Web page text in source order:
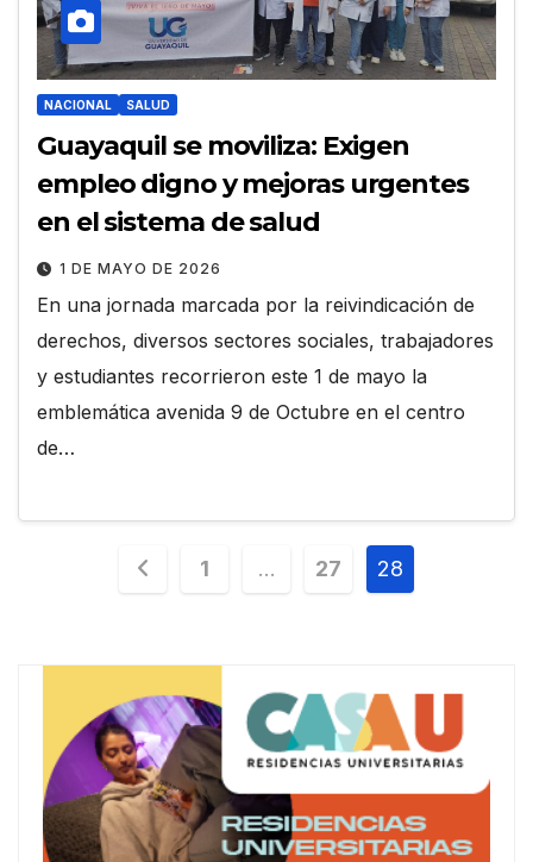
NACIONAL SALUD
Guayaquil se moviliza: Exigen
empleo digno y mejoras urgentes
en el sistema de salud
1 DE MAYO DE 2026
En una jornada marcada por la reivindicación de
derechos, diversos sectores sociales, trabajadores
y estudiantes recorrieron este 1 de mayo la
emblemática avenida 9 de Octubre en el centro
de…
Paginación
entradas
1 … 27 28